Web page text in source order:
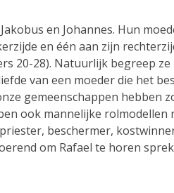
en Johannes. Hun
en één aan zijn
20-28). Natuurlijk begreep ze
van een moeder die het
gemeenschappen hebben
ook mannelijke rolmodellen
beschermer,
om Rafael te horen